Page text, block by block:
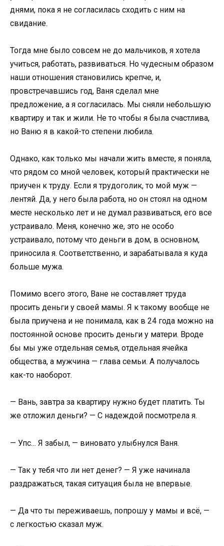
днями, пока я не согласилась сходить с ним на
свидание.
Тогда мне было совсем не до мальчиков, я хотела
учиться, работать, развиваться. Но чудесным образом
наши отношения становились крепче, и,
провстречавшись год, Ваня сделал мне
предложение, а я согласилась. Мы сняли небольшую
квартиру и так и жили. Не то чтобы я была счастлива,
но Ваню я в какой-то степени любила.
Однако, как только мы начали жить вместе, я поняла,
что рядом со мной человек, который практически не
приучен к труду. Если я трудоголик, то мой муж —
лентяй. Да, у него была работа, но он стоял на одном
месте несколько лет и не думал развиваться, его все
устраивало. Меня, конечно же, это не особо
устраивало, потому что деньги в дом, в основном,
приносила я. Соответственно, и зарабатывала я куда
больше мужа.
Помимо всего этого, Ване не составляет труда
просить деньги у своей мамы. Я к такому вообще не
была приучена и не понимала, как в 24 года можно на
постоянной основе просить деньги у матери. Вроде
бы мы уже отдельная семья, отдельная ячейка
общества, а мужчина — глава семьи. А получалось
как-то наоборот.
— Вань, завтра за квартиру нужно будет платить. Ты
же отложил деньги? — С надеждой посмотрела я.
— Упс… Я забыл, — виновато улыбнулся Ваня.
— Так у тебя что ли нет денег? — Я уже начинала
раздражаться, такая ситуация была не впервые.
— Да что ты переживаешь, попрошу у мамы и всё, —
с легкостью сказал муж.